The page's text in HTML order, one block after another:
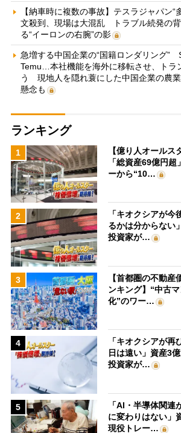
【納車時に複数の事故】テスラジャパン“
文殺到、現場は大混乱 トラブル続発の
る“イーロンの右腕”の影
急増する中国企業の“国籍ロンダリング”
Temu…本社機能を海外に移転させ、トラ
う 現地人を隠れ蓑にした中国企業の農
懸念も
ランキング
1
【億り人オールス
「総資産69億円
ーから“10…
2
「キオクシアが
るかは分からない
投資家が…
3
【首都圏の不動産
ンキング】“中古
化”のワー…
4
「キオクシアが再
日は遠い」資産3
投資家が…
5
「AI・半導体関連
に変わりはない」
現役トレー…